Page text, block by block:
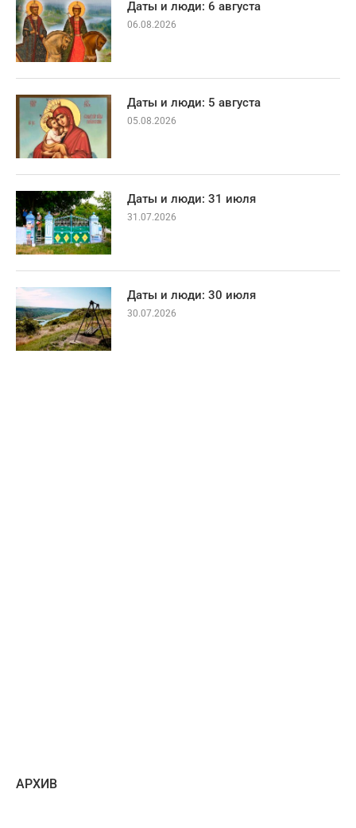
Даты и люди: 6 августа
06.08.2026
Даты и люди: 5 августа
05.08.2026
Даты и люди: 31 июля
31.07.2026
Даты и люди: 30 июля
30.07.2026
AРХИВ